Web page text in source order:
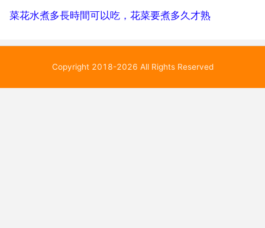
菜花水煮多長時間可以吃，花菜要煮多久才熟
Copyright 2018-2026 All Rights Reserved